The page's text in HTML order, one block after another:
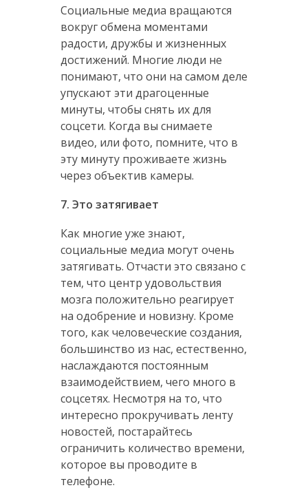
Социальные медиа вращаются
вокруг обмена моментами
радости, дружбы и жизненных
достижений. Многие люди не
понимают, что они на самом деле
упускают эти драгоценные
минуты, чтобы снять их для
соцсети. Когда вы снимаете
видео, или фото, помните, что в
эту минуту проживаете жизнь
через объектив камеры.
7. Это затягивает
Как многие уже знают,
социальные медиа могут очень
затягивать. Отчасти это связано с
тем, что центр удовольствия
мозга положительно реагирует
на одобрение и новизну. Кроме
того, как человеческие создания,
большинство из нас, естественно,
наслаждаются постоянным
взаимодействием, чего много в
соцсетях. Несмотря на то, что
интересно прокручивать ленту
новостей, постарайтесь
ограничить количество времени,
которое вы проводите в
телефоне.